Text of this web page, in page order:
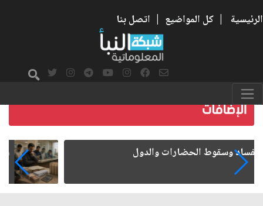
الرئيسية | كل المواضيع | اتصل بنا
رواتب الموظفين على صفيح ساخن